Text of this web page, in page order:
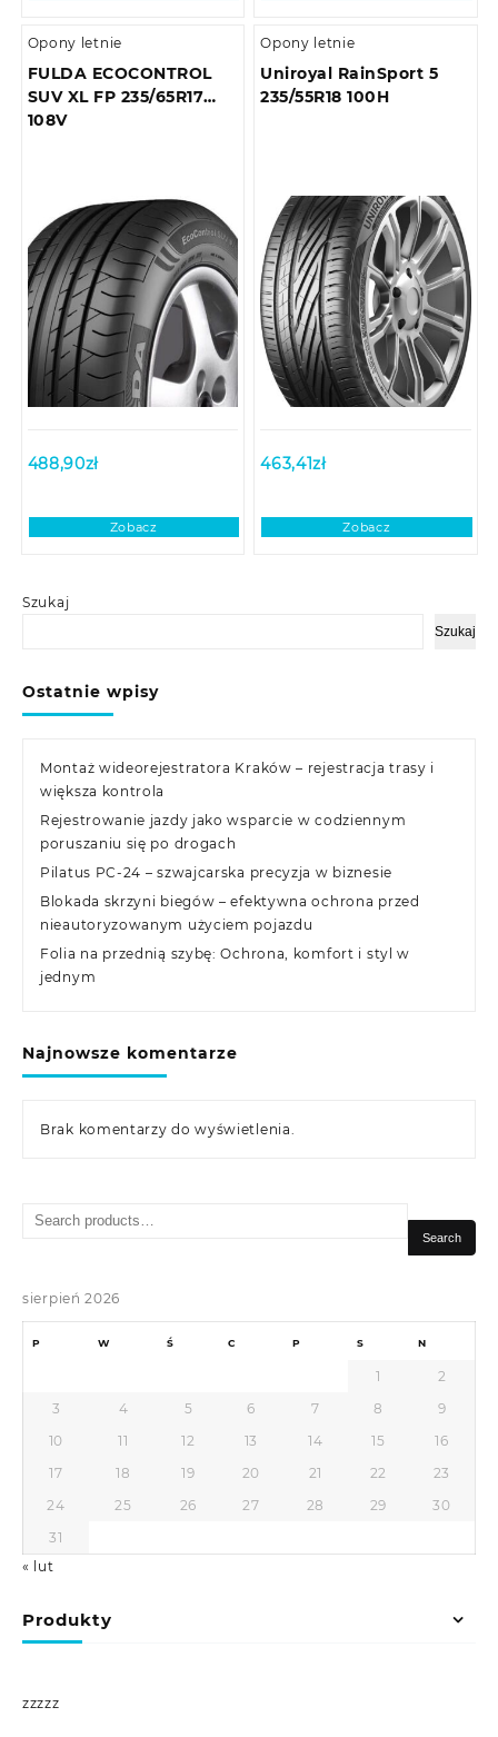
Szukaj
Szukaj
Ostatnie wpisy
Montaż wideorejestratora Kraków – rejestracja trasy i
większa kontrola
Rejestrowanie jazdy jako wsparcie w codziennym
poruszaniu się po drogach
Pilatus PC-24 – szwajcarska precyzja w biznesie
Blokada skrzyni biegów – efektywna ochrona przed
nieautoryzowanym użyciem pojazdu
Folia na przednią szybę: Ochrona, komfort i styl w
jednym
Najnowsze komentarze
Brak komentarzy do wyświetlenia.
Opony letnie
FULDA ECOCONTROL
SUV XL FP 235/65R17
108V
488,90zł
Zobacz
Opony letnie
Uniroyal RainSport 5
235/55R18 100H
463,41zł
Zobacz
Search
Search
sierpień 2026
P W Ś C P S N
1
2
3
4 5 6 7 8
9
10
11 12 13 14 15
16
17
18 19 20 21 22
23
24
25 26 27 28 29
30
31
« lut
Produkty
zzzzz